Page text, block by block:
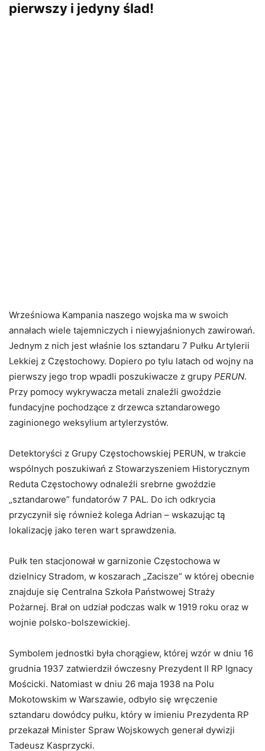
pierwszy i jedyny ślad!
Wrześniowa Kampania naszego wojska ma w swoich
annałach wiele tajemniczych i niewyjaśnionych zawirowań.
Jednym z nich jest właśnie los sztandaru 7 Pułku Artylerii
Lekkiej z Częstochowy. Dopiero po tylu latach od wojny na
pierwszy jego trop wpadli poszukiwacze z grupy PERUN.
Przy pomocy wykrywacza metali znaleźli gwoździe
fundacyjne pochodzące z drzewca sztandarowego
zaginionego weksylium artylerzystów.
Detektoryści z Grupy Częstochowskiej PERUN, w trakcie
wspólnych poszukiwań z Stowarzyszeniem Historycznym
Reduta Częstochowy odnaleźli srebrne gwoździe
„sztandarowe” fundatorów 7 PAL. Do ich odkrycia
przyczynił się również kolega Adrian – wskazując tą
lokalizację jako teren wart sprawdzenia.
Pułk ten stacjonował w garnizonie Częstochowa w
dzielnicy Stradom, w koszarach „Zacisze” w której obecnie
znajduje się Centralna Szkoła Państwowej Straży
Pożarnej. Brał on udział podczas walk w 1919 roku oraz w
wojnie polsko-bolszewickiej.
Symbolem jednostki była chorągiew, której wzór w dniu 16
grudnia 1937 zatwierdził ówczesny Prezydent II RP Ignacy
Mościcki. Natomiast w dniu 26 maja 1938 na Polu
Mokotowskim w Warszawie, odbyło się wręczenie
sztandaru dowódcy pułku, który w imieniu Prezydenta RP
przekazał Minister Spraw Wojskowych generał dywizji
Tadeusz Kasprzycki.